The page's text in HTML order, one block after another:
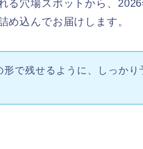
る穴場スポットから、
め込んでお届けします。
形で残せるように、しっかり